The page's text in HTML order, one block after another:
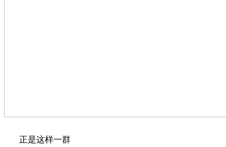
正是这样一群